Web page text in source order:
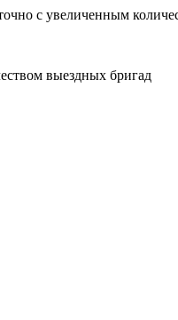
с увеличенным
выездных бригад